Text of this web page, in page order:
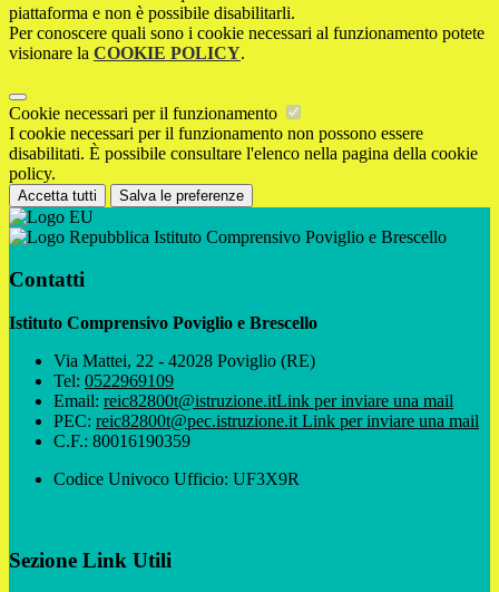
piattaforma e non è possibile disabilitarli.
Per conoscere quali sono i cookie necessari al funzionamento potete
visionare la COOKIE POLICY.
Cookie necessari per il funzionamento
I cookie necessari per il funzionamento non possono essere
disabilitati. È possibile consultare l'elenco nella pagina della cookie
policy.
Accetta tutti Salva le preferenze
Istituto Comprensivo Poviglio e Brescello
Contatti
Istituto Comprensivo Poviglio e Brescello
Via Mattei, 22 - 42028 Poviglio (RE)
Tel: 0522969109
Email: reic82800t@istruzione.itLink per inviare una mail
PEC: reic82800t@pec.istruzione.it Link per inviare una mail
C.F.: 80016190359
Codice Univoco Ufficio: UF3X9R
Sezione Link Utili